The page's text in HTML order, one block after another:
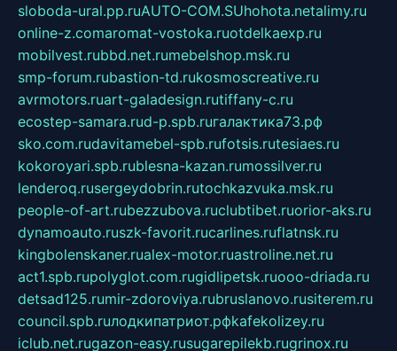
sloboda-ural.pp.ruAUTO-COM.SUhohota.netalimy.ru
online-z.comaromat-vostoka.ruotdelkaexp.ru
mobilvest.rubbd.net.rumebelshop.msk.ru
smp-forum.rubastion-td.rukosmoscreative.ru
avrmotors.ruart-galadesign.rutiffany-c.ru
ecostep-samara.rud-p.spb.ruгалактика73.рф
sko.com.rudavitamebel-spb.rufotsis.rutesiaes.ru
kokoroyari.spb.rublesna-kazan.rumossilver.ru
lenderoq.rusergeydobrin.rutochkazvuka.msk.ru
people-of-art.rubezzubova.ruclubtibet.ruorior-aks.ru
dynamoauto.ruszk-favorit.rucarlines.ruflatnsk.ru
kingbolenskaner.rualex-motor.ruastroline.net.ru
act1.spb.rupolyglot.com.rugidlipetsk.ruooo-driada.ru
detsad125.rumir-zdoroviya.rubruslanovo.rusiterem.ru
council.spb.ruлодкипатриот.рфkafekolizey.ru
iclub.net.rugazon-easy.rusugarepilekb.rugrinox.ru